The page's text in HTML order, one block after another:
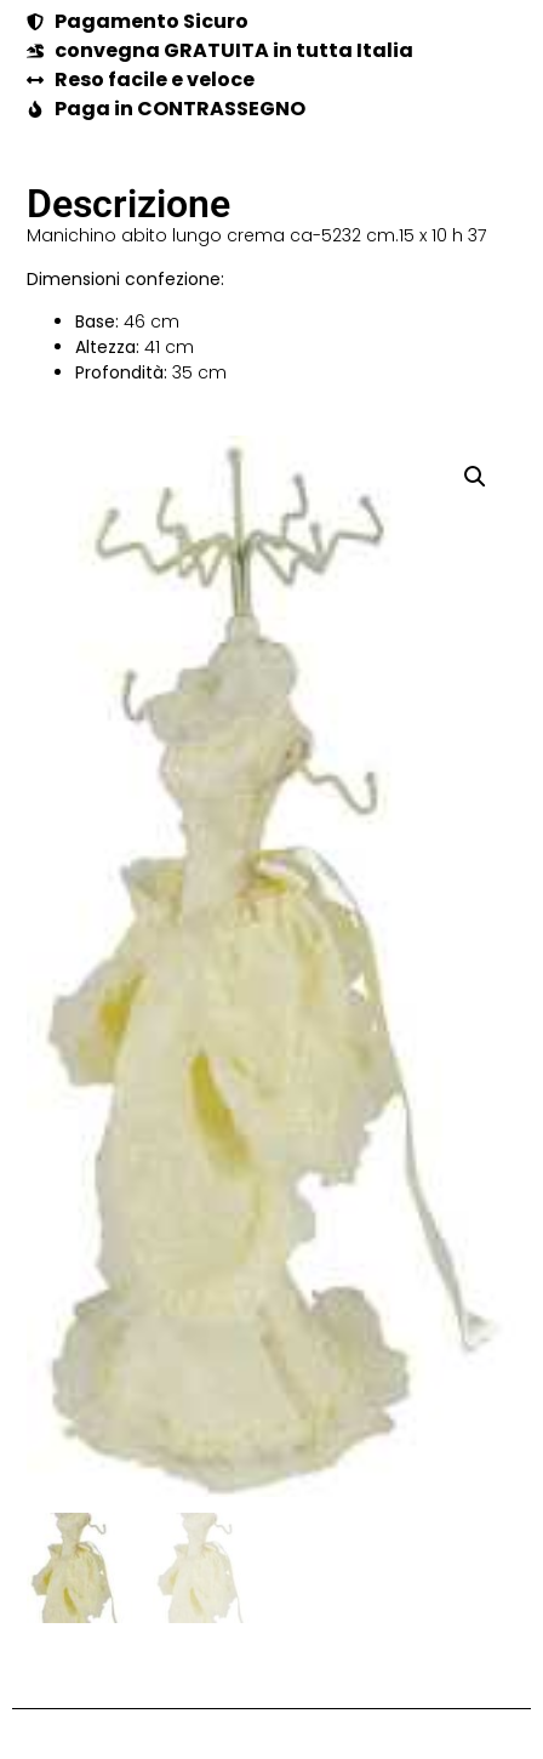
Pagamento Sicuro
convegna GRATUITA in tutta Italia
Reso facile e veloce
Paga in CONTRASSEGNO
Descrizione
Manichino abito lungo crema ca-5232 cm.15 x 10 h 37
Dimensioni confezione:
Base: 46 cm
Altezza: 41 cm
Profondità: 35 cm